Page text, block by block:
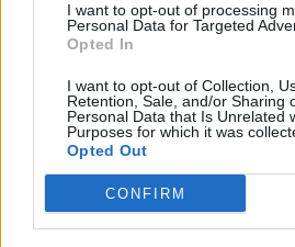
I want to opt-out of processing
Personal Data for Targeted
Opted In
I want to opt-out of Collection,
Retention, Sale, and/or Sharing
Personal Data that Is Unrelated
Purposes for which it was
Opted Out
CONFIRM